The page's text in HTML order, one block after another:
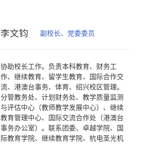
李文钧 副校长、党委委员
协助校长工作。负责本科教育、财务工
作、继续教育、留学生教育、国际合作交
流、港澳台事务、体育、绍兴校区管理。
分管教务处、计划财务处、教学质量监测
与评估中心（教师教学发展中心）、继续
教育管理中心、国际交流合作处（港澳台
事务办公室）。联系团委、卓越学院、国
际教育学院、继续教育学院、杭电圣光机